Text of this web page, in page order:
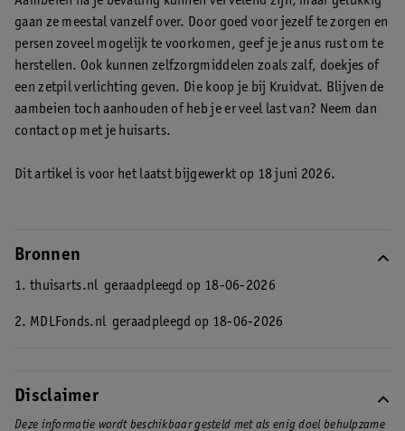
gaan ze meestal vanzelf over. Door goed voor jezelf te zorgen en
persen zoveel mogelijk te voorkomen, geef je je anus rust om te
herstellen. Ook kunnen zelfzorgmiddelen zoals zalf, doekjes of
een zetpil verlichting geven. Die koop je bij Kruidvat. Blijven de
aambeien toch aanhouden of heb je er veel last van? Neem dan
contact op met je huisarts.
Dit artikel is voor het laatst bijgewerkt op 18 juni 2026.
Bronnen
1. thuisarts.nl geraadpleegd op 18-06-2026
2. MDLFonds.nl geraadpleegd op 18-06-2026
Disclaimer
Deze informatie wordt beschikbaar gesteld met als enig doel behulpzame